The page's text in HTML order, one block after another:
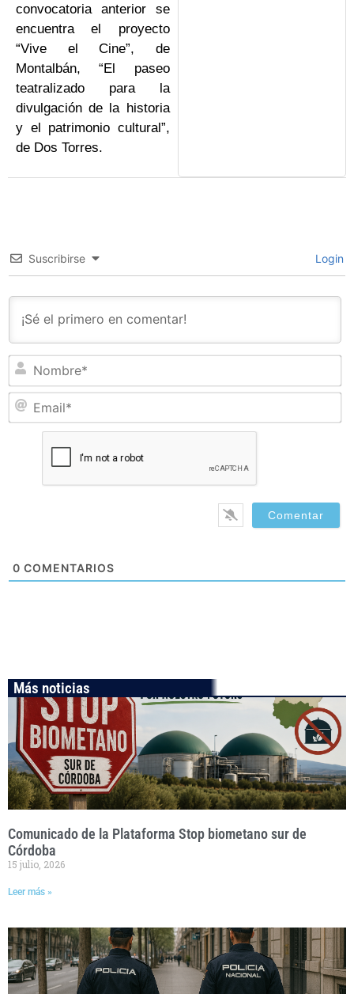
convocatoria anterior se
encuentra el proyecto
“Vive el Cine”, de
Montalbán, “El paseo
teatralizado para la
divulgación de la historia
y el patrimonio cultural”,
de Dos Torres.
Suscribirse Login
0 COMENTARIOS
Más noticias
Comunicado de la Plataforma Stop biometano sur de
Córdoba
15 julio, 2026
Leer más »